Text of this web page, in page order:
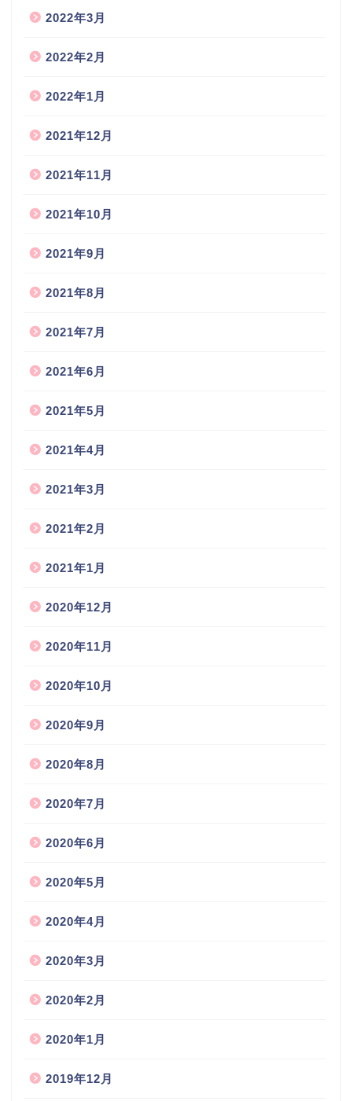
2022年3月
2022年2月
2022年1月
2021年12月
2021年11月
2021年10月
2021年9月
2021年8月
2021年7月
2021年6月
2021年5月
2021年4月
2021年3月
2021年2月
2021年1月
2020年12月
2020年11月
2020年10月
2020年9月
2020年8月
2020年7月
2020年6月
2020年5月
2020年4月
2020年3月
2020年2月
2020年1月
2019年12月